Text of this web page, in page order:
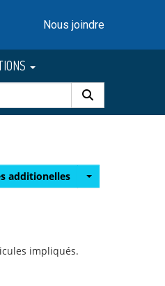
Nous joindre
additionelles
impliqués.